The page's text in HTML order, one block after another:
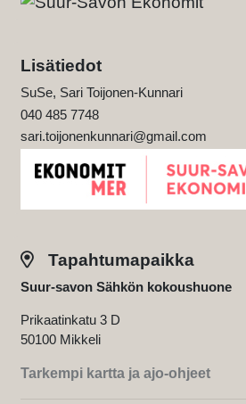
Lisätiedot
SuSe, Sari Toijonen-Kunnari
040 485 7748
sari.toijonenkunnari@gmail.com
Tapahtumapaikka
Suur-savon Sähkön kokoushuone
Prikaatinkatu 3 D
50100 Mikkeli
Tarkempi kartta ja ajo-ohjeet